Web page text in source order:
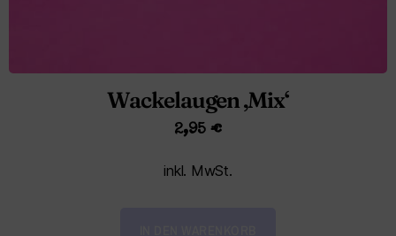
Wackelaugen ‚Mix‘
2,95 €
inkl. MwSt.